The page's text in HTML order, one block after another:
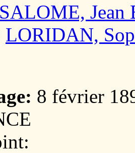
SALOME, Jean
LORIDAN,
8 février